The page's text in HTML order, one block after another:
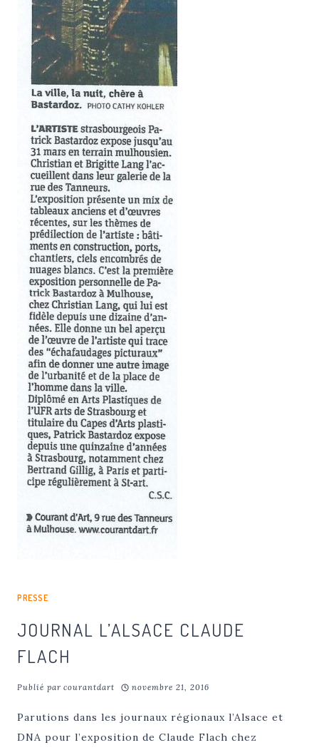
PRESSE
JOURNAL L’ALSACE CLAUDE
FLACH
Publié par courantdart novembre 21, 2016
Parutions dans les journaux régionaux l’Alsace et
DNA pour l’exposition de Claude Flach chez